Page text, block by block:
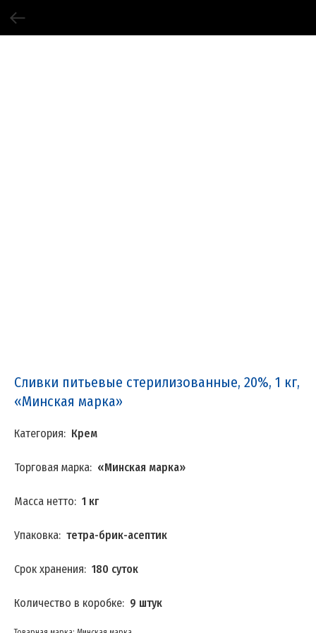
Сливки питьевые стерилизованные, 20%, 1 кг,
«Минская марка»
Категория: Крем
Торговая марка: «Минская марка»
Масса нетто: 1 кг
Упаковка: тетра-брик-асептик
Срок хранения: 180 суток
Количество в коробке: 9 штук